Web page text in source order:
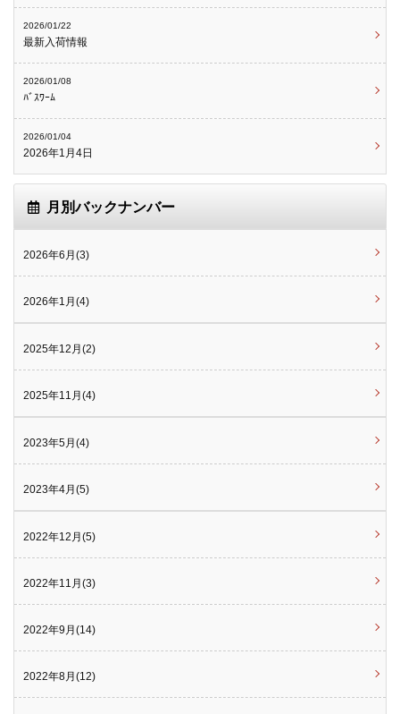
2026/01/22
最新入荷情報
2026/01/08
ﾊﾞｽﾜｰﾑ
2026/01/04
2026年1月4日
月別バックナンバー
2026年6月(3)
2026年1月(4)
2025年12月(2)
2025年11月(4)
2023年5月(4)
2023年4月(5)
2022年12月(5)
2022年11月(3)
2022年9月(14)
2022年8月(12)